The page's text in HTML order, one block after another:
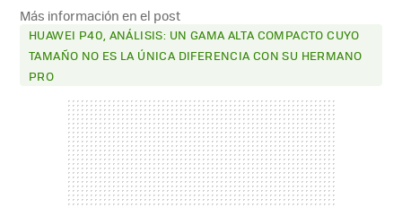
Más información en el post
HUAWEI P40, ANÁLISIS: UN GAMA ALTA COMPACTO CUYO
TAMAÑO NO ES LA ÚNICA DIFERENCIA CON SU HERMANO
PRO